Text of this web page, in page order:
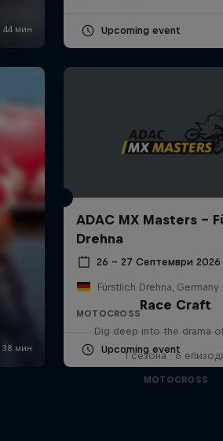
Upcoming event
ADAC MX Masters –
Drehna
26 – 27 Септември 2026
Fürstlich Drehna, Germany
MOTOCROSS
Upcoming event
Race Craft
Dig deep into the drama
1 сезона · 6
MOTOCROSS